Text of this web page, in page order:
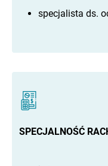
specjalista ds.
SPECJALNOŚĆ